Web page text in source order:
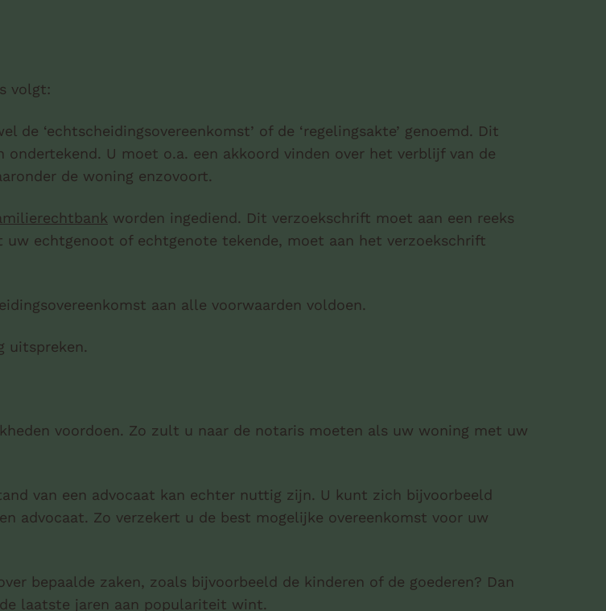
volgt:
‘echtscheidingsovereenkomst’ of de ‘regelingsakte’ genoemd. Dit
U moet o.a. een akkoord vinden over het verblijf van de
de woning enzovoort.
worden ingediend. Dit verzoekschrift moet aan een reeks
echtgenoot of echtgenote tekende, moet aan het verzoekschrift
aan alle voorwaarden voldoen.
uitspreken.
voordoen. Zo zult u naar de notaris moeten als uw woning met uw
van een advocaat kan echter nuttig zijn. U kunt zich bijvoorbeeld
advocaat. Zo verzekert u de best mogelijke overeenkomst voor uw
bepaalde zaken, zoals bijvoorbeeld de kinderen of de goederen? Dan
laatste jaren aan populariteit wint.